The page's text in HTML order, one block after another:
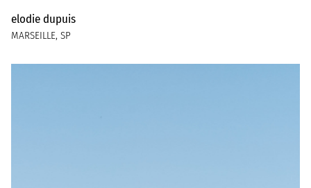
elodie dupuis
MARSEILLE, SP